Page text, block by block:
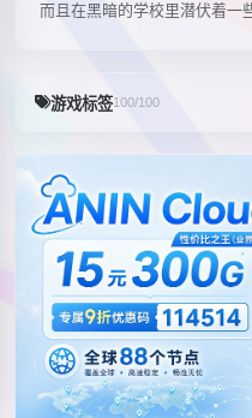
而且在黑暗的学校里潜伏着
游戏标签100/100